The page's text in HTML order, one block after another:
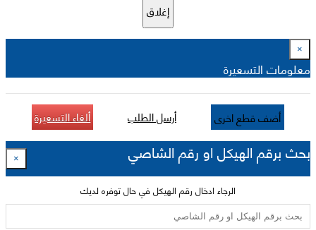
إغلاق
×
معلومات التسعيرة
أضف قطع اخرى أرسل الطلب ألغاء التسعيرة
بحث برقم الهيكل او رقم الشاصي ×
الرجاء ادخال رقم الهيكل في حال توفره لديك